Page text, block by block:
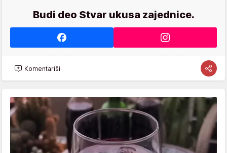
Budi deo Stvar ukusa zajednice.
Komentariši